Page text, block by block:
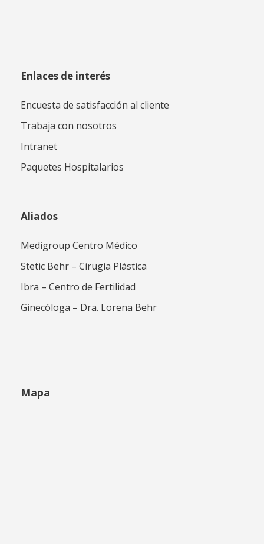
Enlaces de interés
Encuesta de satisfacción al cliente
Trabaja con nosotros
Intranet
Paquetes Hospitalarios
Aliados
Medigroup Centro Médico
Stetic Behr – Cirugía Plástica
Ibra – Centro de Fertilidad
Ginecóloga – Dra. Lorena Behr
Mapa